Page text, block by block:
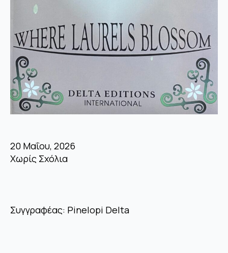
20 Μαΐου, 2026
Χωρίς Σχόλια
Συγγραφέας: Pinelopi Delta